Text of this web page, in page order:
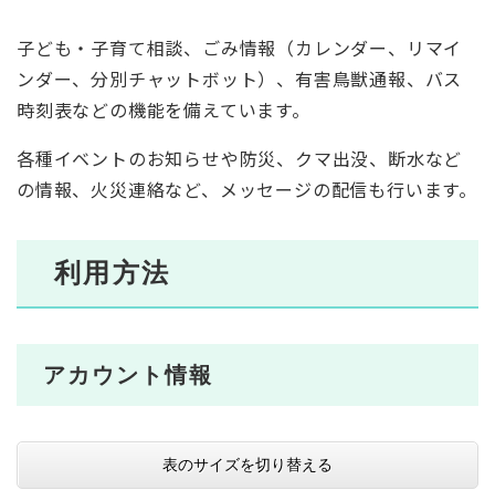
子ども・子育て相談、ごみ情報（カレンダー、リマイ
ンダー、分別チャットボット）、有害鳥獣通報、バス
時刻表などの機能を備えています。
各種イベントのお知らせや防災、クマ出没、断水など
の情報、火災連絡など、メッセージの配信も行います。
利用方法
アカウント情報
表のサイズを切り替える